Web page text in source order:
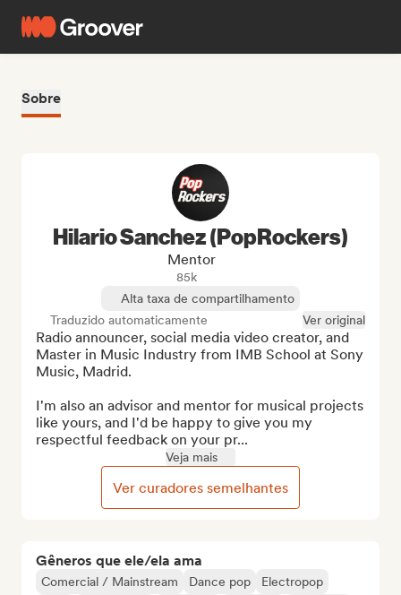
Sobre
Gêneros que ele/ela ama
Comercial / Mainstream Dance pop
Electropop
Hilario Sanchez (PopRockers)
Mentor
85k
Alta taxa de compartilhamento
Traduzido automaticamente
Ver original
Radio announcer, social media video creator, and
Master in Music Industry from IMB School at Sony
Music, Madrid.
I'm also an advisor and mentor for musical projects
like yours, and I'd be happy to give you my
respectful feedback on your pr...
Veja mais
Ver curadores semelhantes